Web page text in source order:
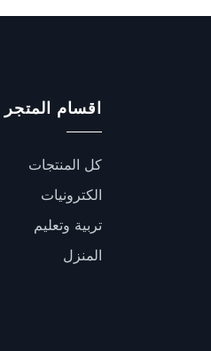
اقسام المتجر
كل المنتجات
الكترونيات
تربية وتعليم
المنزل